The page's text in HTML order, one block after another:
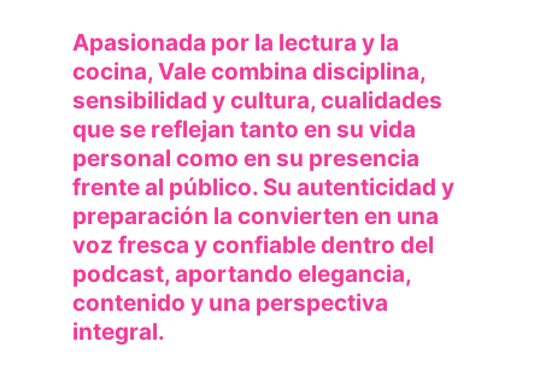
Apasionada por la lectura y la
cocina, Vale combina disciplina,
sensibilidad y cultura, cualidades
que se reflejan tanto en su vida
personal como en su presencia
frente al público. Su autenticidad y
preparación la convierten en una
voz fresca y confiable dentro del
podcast, aportando elegancia,
contenido y una perspectiva
integral.